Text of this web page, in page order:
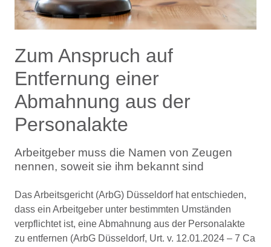
Zum Anspruch auf
Entfernung einer
Abmahnung aus der
Personalakte
Arbeitgeber muss die Namen von Zeugen
nennen, soweit sie ihm bekannt sind
Das Arbeitsgericht (ArbG) Düsseldorf hat entschieden,
dass ein Arbeitgeber unter bestimmten Umständen
verpflichtet ist, eine Abmahnung aus der Personalakte
zu entfernen (ArbG Düsseldorf, Urt. v. 12.01.2024 – 7 Ca